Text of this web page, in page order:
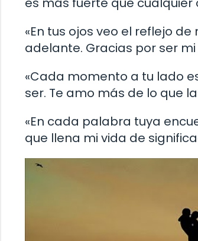
«En tus ojos veo el reflejo
adelante. Gracias por ser
«Cada momento a tu lado
ser. Te amo más de lo que
«En cada palabra tuya
que llena mi vida de